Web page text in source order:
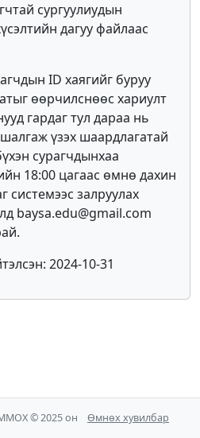
сургуулиудын
дагуу файлаас
ID хаягийг буруу
өөрчилснөөс хариулт
гардаг тул дараа нь
үзэх шаардлагатай
сурагчдынхаа
18:00 цагаас өмнө дахин
системээс залруулах
baysa.edu@gmail.com
2024-10-31
© 2025 он Өмнөх хувилбар